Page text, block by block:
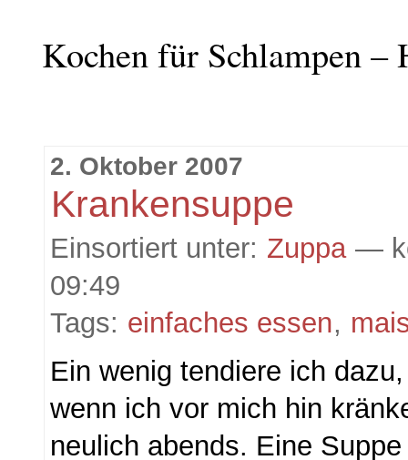
Kochen für Schlampen
2. Oktober 2007
Krankensuppe
Einsortiert unter: Zuppa —
09:49
Tags: einfaches essen,
Ein wenig tendiere ich
wenn ich vor mich hin
neulich abends. Eine